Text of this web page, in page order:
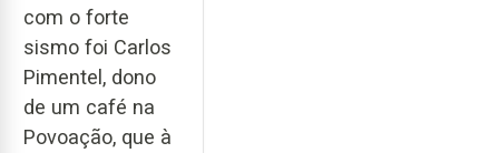
com o forte
sismo foi Carlos
Pimentel, dono
de um café na
Povoação, que à